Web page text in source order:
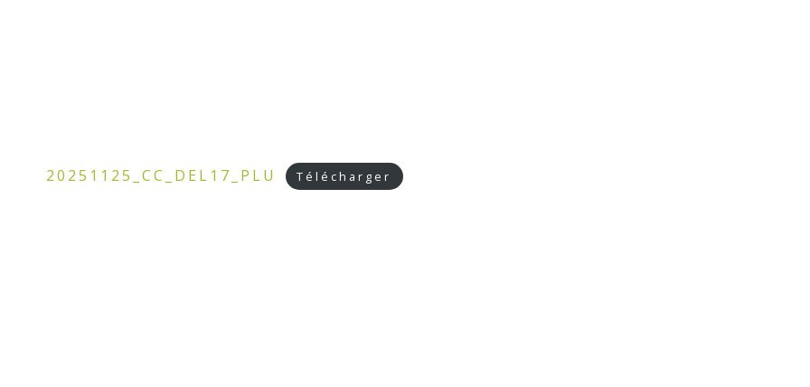
20251125_CC_DEL17_PLU Télécharger